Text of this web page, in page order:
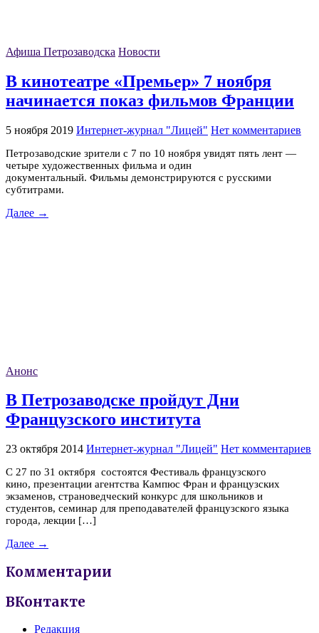
Афиша Петрозаводска Новости
В кинотеатре «Премьер» 7 ноября
начинается показ фильмов Франции
5 ноября 2019 Интернет-журнал "Лицей" Нет комментариев
Петрозаводские зрители с 7 по 10 ноября увидят пять лент —
четыре художественных фильма и один
документальный. Фильмы демонстрируются с русскими
субтитрами.
Далее →
Анонс
В Петрозаводске пройдут Дни
Французского института
23 октября 2014 Интернет-журнал "Лицей" Нет комментариев
С 27 по 31 октября состоятся Фестиваль французского
кино, презентации агентства Кампюс Фран и французских
экзаменов, страноведческий конкурс для школьников и
студентов, семинар для преподавателей французского языка
города, лекции […]
Далее →
Комментарии
ВКонтакте
Редакция